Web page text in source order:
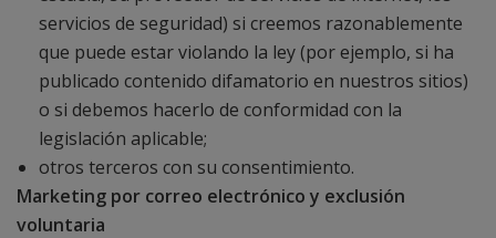
servicios de seguridad) si creemos razonablemente
que puede estar violando la ley (por ejemplo, si ha
publicado contenido difamatorio en nuestros sitios)
o si debemos hacerlo de conformidad con la
legislación aplicable;
otros terceros con su consentimiento.
Marketing por correo electrónico y exclusión
voluntaria